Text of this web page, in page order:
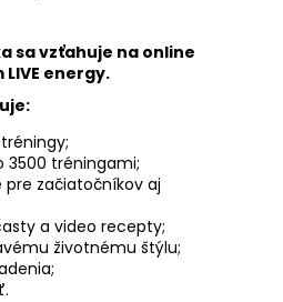
sa vzťahuje na online
energy.
3500 tréningami;
začiatočníkov aj
a video recepty;
životnému štýlu;